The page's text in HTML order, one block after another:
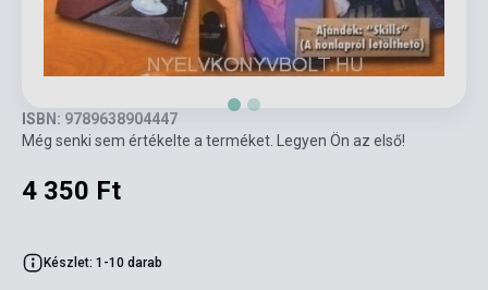
ISBN: 9789638904447
Még senki sem értékelte a terméket. Legyen Ön az első!
4 350 Ft
Készlet: 1-10 darab